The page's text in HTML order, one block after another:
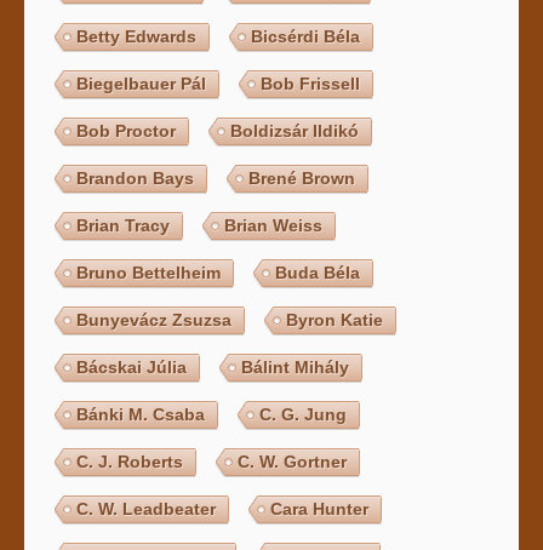
Betty Edwards Bicsérdi Béla
Biegelbauer Pál Bob Frissell
Bob Proctor Boldizsár Ildikó
Brandon Bays Brené Brown
Brian Tracy Brian Weiss
Bruno Bettelheim Buda Béla
Bunyevácz Zsuzsa Byron Katie
Bácskai Júlia Bálint Mihály
Bánki M. Csaba C. G. Jung
C. J. Roberts C. W. Gortner
C. W. Leadbeater Cara Hunter